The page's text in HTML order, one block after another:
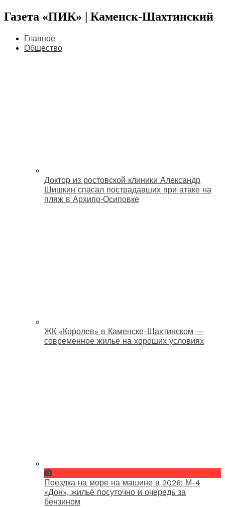
Газета «ПИК» | Каменск-Шахтинский
Главное
Общество
Доктор из ростовской клиники Александр
Шишкин спасал пострадавших при атаке на
пляж в Архипо‑Осиповке
ЖК «Королев» в Каменске-Шахтинском —
современное жилье на хороших условиях
Поездка на море на машине в 2026: М-4
«Дон», жильё посуточно и очередь за
бензином